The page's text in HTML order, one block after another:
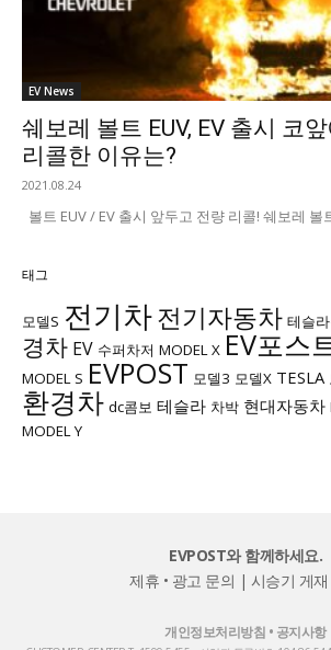
EV News
쉐보레 볼트 EUV, EV 출시 코
리콜한 이유는?
2021.08.24
볼트 EUV / EV 출시 앞두고 전량 리콜! 쉐보레 볼
태그
모델S 전기차전기자동차 테슬
경차 EV 수퍼차저 MODEL X EV포스
MODEL S EVPOST 모델3 모델X TESLA
환경차 dc콤보 테슬라 차박 현대자동차
MODEL Y
EVPOST와 함께하세요.
제휴 • 광고 문의 | 시승기 게
개인정보처리방침 • 공지사항